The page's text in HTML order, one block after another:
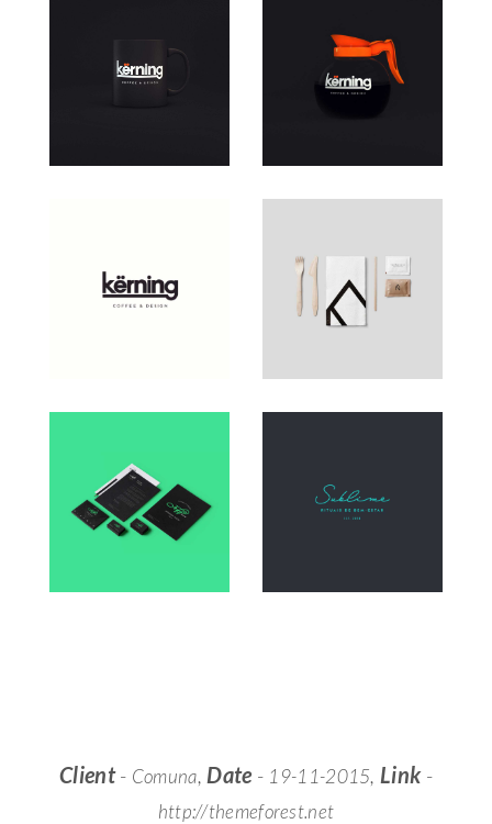
Client- Comuna, Date - 19-11-2015, Link-
http://themeforest.net